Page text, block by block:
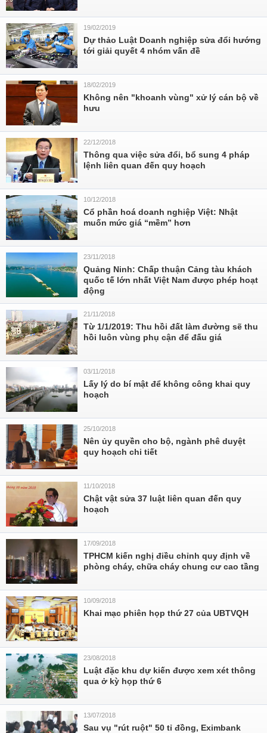
19/02/2019
Dự thảo Luật Doanh nghiệp sửa đổi hướng
tới giải quyết 4 nhóm vấn đề
18/02/2019
Không nên "khoanh vùng" xử lý cán bộ về
hưu
22/12/2018
Thông qua việc sửa đổi, bổ sung 4 pháp
lệnh liên quan đến quy hoạch
10/12/2018
Cổ phần hoá doanh nghiệp Việt: Nhật
muốn mức giá “mềm” hơn
23/11/2018
Quảng Ninh: Chấp thuận Cảng tàu khách
quốc tế lớn nhất Việt Nam được phép hoạt
động
21/11/2018
Từ 1/1/2019: Thu hồi đất làm đường sẽ thu
hồi luôn vùng phụ cận để đấu giá
03/11/2018
Lấy lý do bí mật để không công khai quy
hoạch
25/10/2018
Nên ủy quyền cho bộ, ngành phê duyệt
quy hoạch chi tiết
11/10/2018
Chật vật sửa 37 luật liên quan đến quy
hoạch
17/09/2018
TPHCM kiến nghị điều chỉnh quy định về
phòng cháy, chữa cháy chung cư cao tầng
10/09/2018
Khai mạc phiên họp thứ 27 của UBTVQH
23/08/2018
Luật đặc khu dự kiến được xem xét thông
qua ở kỳ họp thứ 6
13/07/2018
Sau vụ "rút ruột" 50 tỉ đồng, Eximbank